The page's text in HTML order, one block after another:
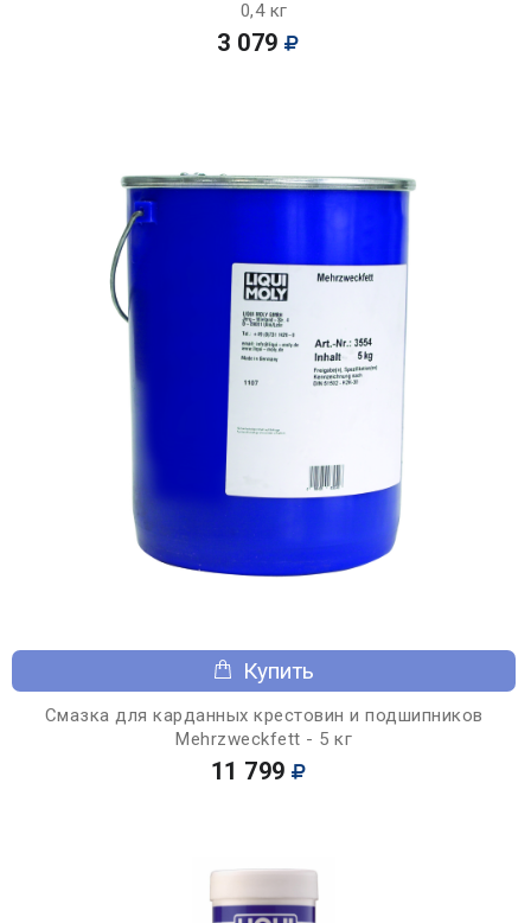
0,4 кг
3 079
Купить
Смазка для карданных крестовин и подшипников
Mehrzweckfett - 5 кг
11 799